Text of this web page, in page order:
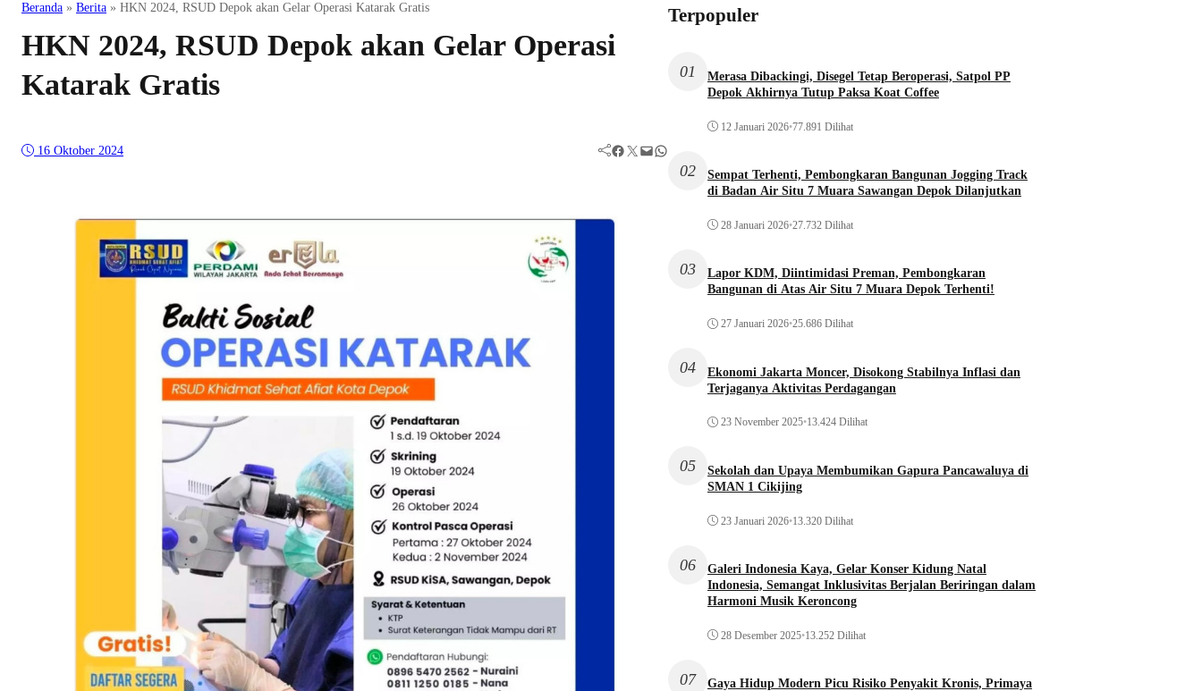
Beranda » Berita » HKN 2024, RSUD Depok akan Gelar Operasi Katarak Gratis
HKN 2024, RSUD Depok akan Gelar Operasi
Katarak Gratis
16 Oktober 2024 Facebook Twitter Mail WhatsApp
Terpopuler
01
Merasa Dibackingi, Disegel Tetap Beroperasi, Satpol PP
Depok Akhirnya Tutup Paksa Koat Coffee
12 Januari 2026•77.891 Dilihat
02
Sempat Terhenti, Pembongkaran Bangunan Jogging Track
di Badan Air Situ 7 Muara Sawangan Depok Dilanjutkan
28 Januari 2026•27.732 Dilihat
03
Lapor KDM, Diintimidasi Preman, Pembongkaran
Bangunan di Atas Air Situ 7 Muara Depok Terhenti!
27 Januari 2026•25.686 Dilihat
04
Ekonomi Jakarta Moncer, Disokong Stabilnya Inflasi dan
Terjaganya Aktivitas Perdagangan
23 November 2025•13.424 Dilihat
05
Sekolah dan Upaya Membumikan Gapura Pancawaluya di
SMAN 1 Cikijing
23 Januari 2026•13.320 Dilihat
06
Galeri Indonesia Kaya, Gelar Konser Kidung Natal
Indonesia, Semangat Inklusivitas Berjalan Beriringan dalam
Harmoni Musik Keroncong
28 Desember 2025•13.252 Dilihat
07
Gaya Hidup Modern Picu Risiko Penyakit Kronis, Primaya